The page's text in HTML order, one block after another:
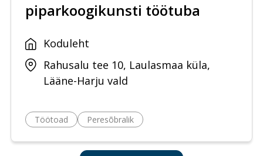
piparkoogikunsti töötuba
Koduleht
Rahusalu tee 10, Laulasmaa küla,
Lääne-Harju vald
Töötoad Peresõbralik